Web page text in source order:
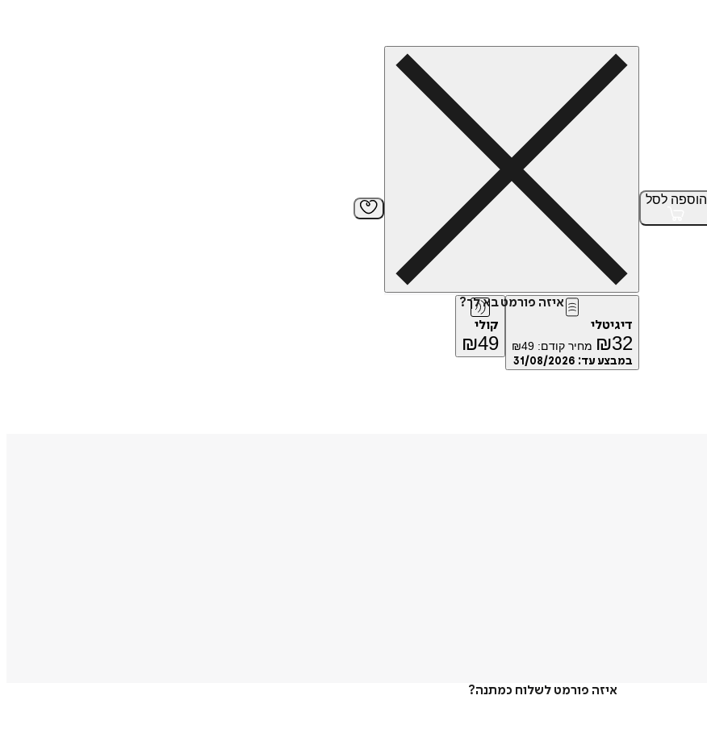
הוספה לסל
איזה פורמט בא לך?
דיגיטלי
₪32 מחיר קודם: ₪49
במבצע עד: 31/08/2026
קולי
₪49
איזה פורמט לשלוח כמתנה?